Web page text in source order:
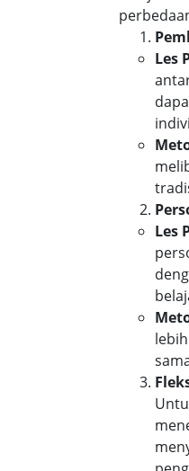
Les
Les